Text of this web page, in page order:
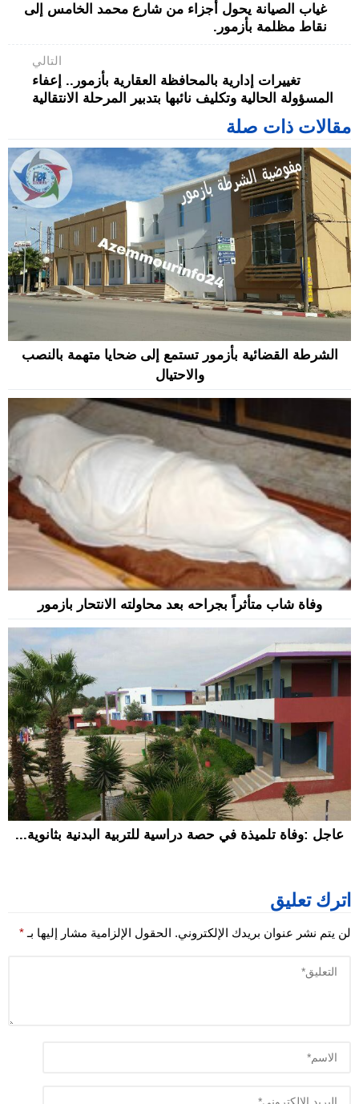
غياب الصيانة يحول أجزاء من شارع محمد الخامس إلى
نقاط مظلمة بأزمور.
التالي
تغييرات إدارية بالمحافظة العقارية بأزمور.. إعفاء
المسؤولة الحالية وتكليف نائبها بتدبير المرحلة الانتقالية
مقالات ذات صلة
الشرطة القضائية بأزمور تستمع إلى ضحايا متهمة بالنصب
والاحتيال
وفاة شاب متأثراً بجراحه بعد محاولته الانتحار بازمور
عاجل :وفاة تلميذة في حصة دراسية للتربية البدنية بثانوية...
اترك تعليق
لن يتم نشر عنوان بريدك الإلكتروني. الحقول الإلزامية مشار إليها بـ *